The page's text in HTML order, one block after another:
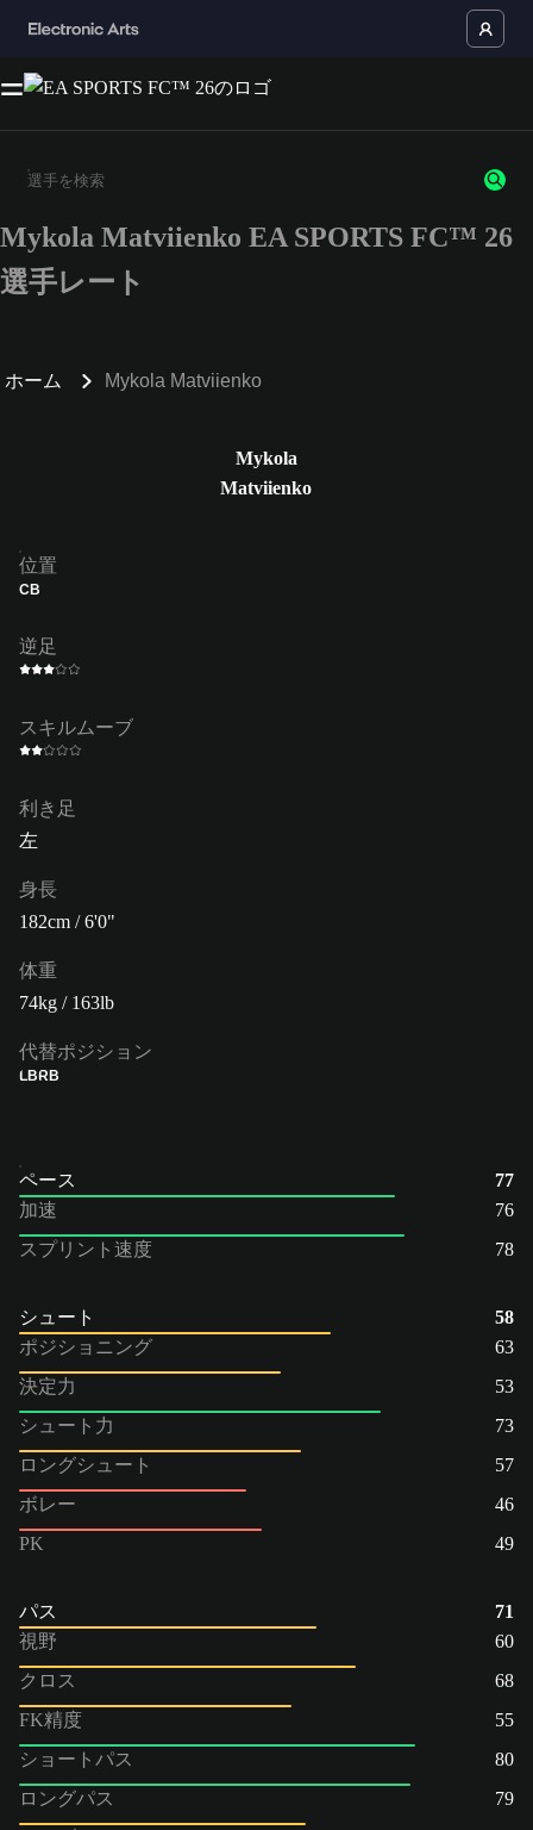
3文字以上の文字または数字を入力してください。
Mykola Matviienko EA SPORTS FC™ 26
選手レート
ホーム Mykola Matviienko
Mykola
Matviienko
位置
CB
逆足
スキルムーブ
利き足
左
身長
182cm / 6'0"
体重
74kg / 163lb
代替ポジション
LBRB
ペース
77
加速
76
スプリント速度
78
シュート
58
ポジショニング
63
決定力
53
シュート力
73
ロングシュート
57
ボレー
46
PK
49
パス
71
視野
60
クロス
68
FK精度
55
ショートパス
80
ロングパス
79